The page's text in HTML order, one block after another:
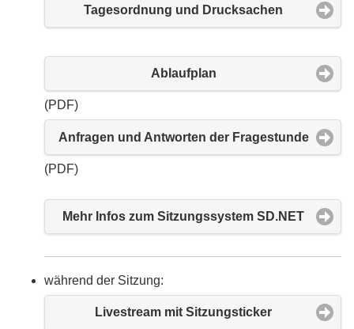
Tagesordnung und Drucksachen
Ablaufplan
(PDF)
Anfragen und Antworten der Fragestunde
(PDF)
Mehr Infos zum Sitzungssystem SD.NET
während der Sitzung:
Livestream mit Sitzungsticker